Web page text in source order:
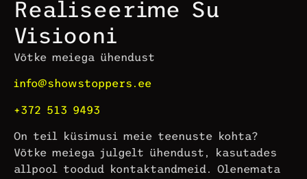
Realiseerime Su
Visiooni
Võtke meiega ühendust
info@showstoppers.ee
+372 513 9493
On teil küsimusi meie teenuste kohta?
Võtke meiega julgelt ühendust, kasutades
allpool toodud kontaktandmeid. Olenemata